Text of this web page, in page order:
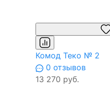
Комод Теко № 2
0 отзывов
13 270 руб.